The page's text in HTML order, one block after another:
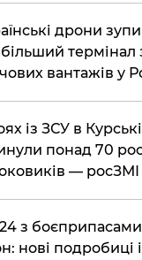
дрони
термінал
вантажів у
із ЗСУ в
понад 70
— росЗМІ
з
нові подробиці